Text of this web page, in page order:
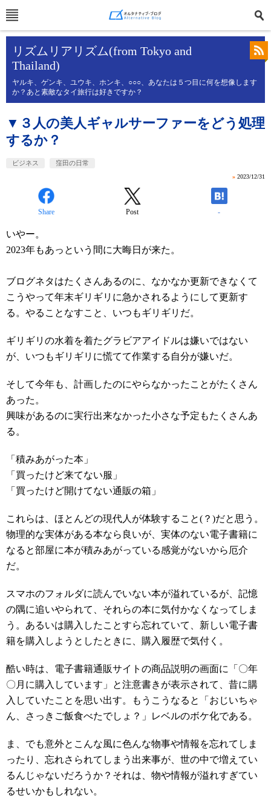
リズムリアリズム(from Tokyo and
Thailand)
ヤルキ、ゲンキ、ユウキ、ホンキ、○○○、あなたは５つ目に何を想像します
か？あと素敵なタイ旅行は好きですか？
▼３人の美人ギャルサーファーをどう処理
するか？
ビジネス 窪田の日常
» 2023/12/31
Share Post -
いやー。
2023年もあっという間に大晦日が来た。
ブログネタはたくさんあるのに、なかなか更新できなくて
こうやって年末ギリギリに急かされるようにして更新す
る。やることなすこと、いつもギリギリだ。
ギリギリの水着を着たグラビアアイドルは嫌いではない
が、いつもギリギリに慌てて作業する自分が嫌いだ。
そして今年も、計画したのにやらなかったことがたくさん
あった。
興味があるのに実行出来なかった小さな予定もたくさんあ
る。
「積みあがった本」
「買ったけど来てない服」
「買ったけど開けてない通販の箱」
これらは、ほとんどの現代人が体験すること(？)だと思う。
物理的な実体がある本なら良いが、実体のない電子書籍に
なると部屋に本が積みあがっている感覚がないから厄介
だ。
スマホのフォルダに読んでいない本が溢れているが、記憶
の隅に追いやられて、それらの本に気付かなくなってしま
う。あるいは購入したことすら忘れていて、新しい電子書
籍を購入しようとしたときに、購入履歴で気付く。
酷い時は、電子書籍通販サイトの商品説明の画面に「〇年
〇月に購入しています」と注意書きが表示されて、昔に購
入していたことを思い出す。もうこうなると「おじいちゃ
ん、さっきご飯食べたでしょ？」レベルのボケ化である。
ま、でも意外とこんな風に色んな物事や情報を忘れてしま
ったり、忘れさられてしまう出来事が、世の中で増えてい
るんじゃないだろうか？それは、物や情報が溢れすぎてい
るせいかもしれない。